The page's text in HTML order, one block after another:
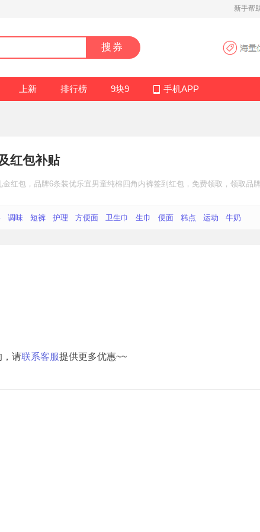
新手帮
搜券
上新 排行榜 9块9 手机APP
红包补贴
金红包 ，品牌6条装优乐宜男童纯棉四角内裤签到红包 ，免费领取，领取品
调味 短裤 护理 方便面 卫生巾 生巾 便面 糕点 运动 牛奶
，请联系客服提供更多优惠~~